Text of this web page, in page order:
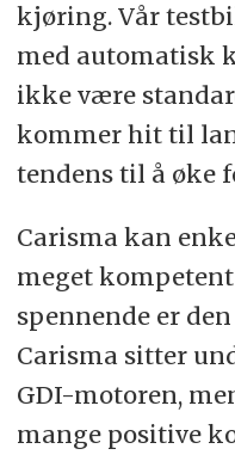
kjøring. Vår
med automatisk
ikke være
kommer hit til
tendens til å øke
Carisma kan
meget
spennende er
Carisma sitter
GDI-motoren,
mange positive